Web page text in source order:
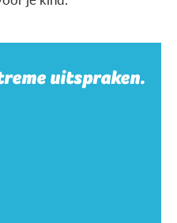
uitspraken.